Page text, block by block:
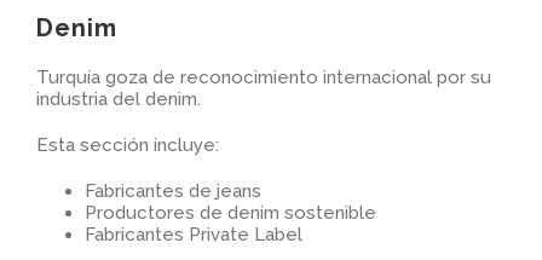
Denim
Turquía goza de reconocimiento internacional por su
industria del denim.
Esta sección incluye:
Fabricantes de jeans
Productores de denim sostenible
Fabricantes Private Label